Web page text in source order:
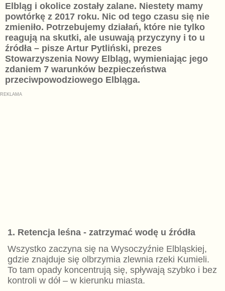
Elbląg i okolice zostały zalane. Niestety mamy
powtórkę z 2017 roku. Nic od tego czasu się nie
zmieniło. Potrzebujemy działań, które nie tylko
reagują na skutki, ale usuwają przyczyny i to u
źródła – pisze Artur Pytliński, prezes
Stowarzyszenia Nowy Elbląg, wymieniając jego
zdaniem 7 warunków bezpieczeństwa
przeciwpowodziowego Elbląga.
1. Retencja leśna - zatrzymać wodę u źródła
Wszystko zaczyna się na Wysoczyźnie Elbląskiej,
gdzie znajduje się olbrzymia zlewnia rzeki Kumieli.
To tam opady koncentrują się, spływają szybko i bez
kontroli w dół – w kierunku miasta.